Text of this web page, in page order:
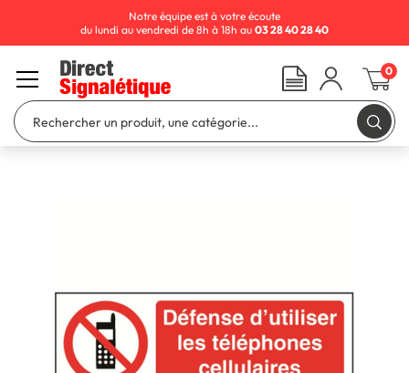
Notre équipe est à votre écoute
du lundi au vendredi de 8h à 18h au 03 28 40 28 40
0